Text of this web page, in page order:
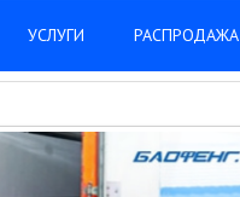
УСЛУГИ РАСПРОДАЖА